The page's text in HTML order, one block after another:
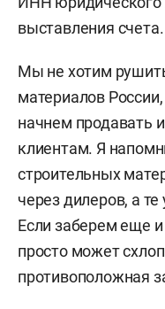
выставления счета.
Мы не хотим
материалов
начнем продавать
клиентам. Я
строительных
через дилеров, а
Если заберем еще
просто может
противоположная